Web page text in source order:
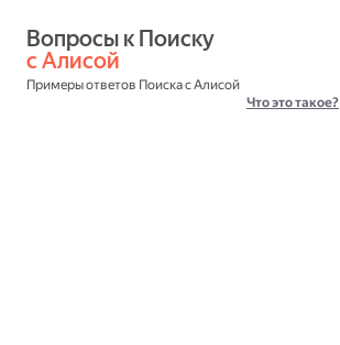
с Алисой
Примеры ответов Поиска с Алисой
Что это такое?